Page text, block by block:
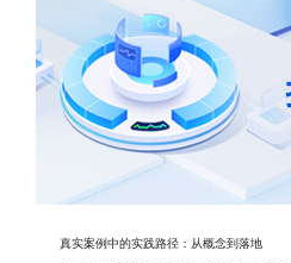
真实案例中的实践路径：从概念到落地